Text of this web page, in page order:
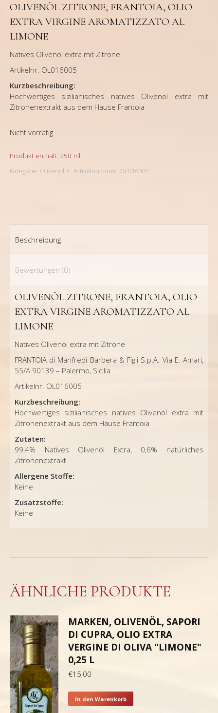
OLIVENÖL ZITRONE, FRANTOIA, OLIO
EXTRA VIRGINE AROMATIZZATO AL
LIMONE
Natives Olivenöl extra mit Zitrone
Artikelnr. OL016005
Kurzbeschreibung:
Hochwertiges sizilianisches natives Olivenöl extra mit
Zitronenextrakt aus dem Hause Frantoia
Nicht vorrätig
Produkt enthält: 250 ml
Kategorie: Olivenöl Artikelnummer: OL016005
Beschreibung
Bewertungen (0)
OLIVENÖL ZITRONE, FRANTOIA, OLIO
EXTRA VIRGINE AROMATIZZATO AL
LIMONE
Natives Olivenöl extra mit Zitrone
FRANTOIA di Manfredi Barbera & Figli S.p.A. Via E. Amari,
55/A 90139 – Palermo, Sicilia
Artikelnr. OL016005
Kurzbeschreibung:
Hochwertiges sizilianisches natives Olivenöl extra mit
Zitronenextrakt aus dem Hause Frantoia
Zutaten:
99,4% Natives Olivenöl Extra, 0,6% natürliches
Zitronenextrakt
Allergene Stoffe:
Keine
Zusatzstoffe:
Keine
ÄHNLICHE PRODUKTE
MARKEN, OLIVENÖL, SAPORI
DI CUPRA, OLIO EXTRA
VERGINE DI OLIVA "LIMONE"
0,25 L
€15,00
In den Warenkorb